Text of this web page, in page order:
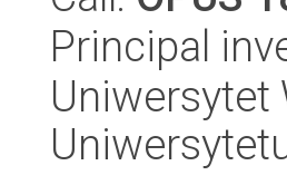
Principal
Uniwersytet